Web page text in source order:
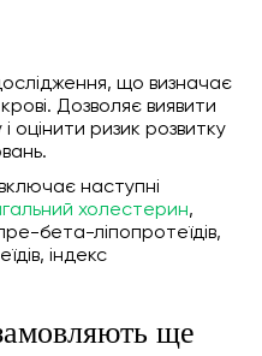
що визначає
крові. Дозволяє виявити
оцінити ризик розвитку
наступні
холестерин,
бета-ліпопротеїдів,
індекс
ще